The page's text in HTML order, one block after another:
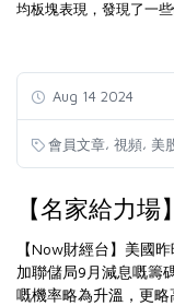
均板塊表現，發現了一
Aug 14 2024
會員文章, 視頻, 美
【名家給力
【Now財經台】美國
加聯儲局9月減息嘅籌
嘅機率略為升溫，更